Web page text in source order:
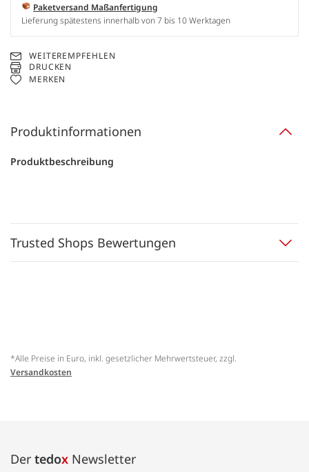
Paketversand Maßanfertigung
Lieferung spätestens innerhalb von 7 bis 10 Werktagen
WEITEREMPFEHLEN
DRUCKEN
MERKEN
Produktinformationen
Produktbeschreibung
Trusted Shops Bewertungen
*Alle Preise in Euro, inkl. gesetzlicher Mehrwertsteuer, zzgl.
Versandkosten
Der tedox Newsletter